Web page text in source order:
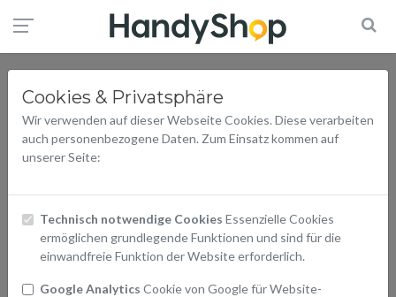
Cookies & Privatsphäre
Wir verwenden auf dieser Webseite Cookies. Diese verarbeiten
auch personenbezogene Daten. Zum Einsatz kommen auf
unserer Seite:
Technisch notwendige Cookies Essenzielle Cookies
ermöglichen grundlegende Funktionen und sind für die
einwandfreie Funktion der Website erforderlich.
Google Analytics Cookie von Google für Website-